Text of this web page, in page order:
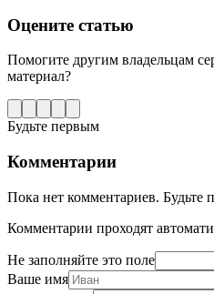
Оцените статью
Помогите другим владельцам
материал?
Будьте первым
Комментарии
Пока нет комментариев. Будьте
Комментарии проходят
Не заполняйте это поле
Ваше имя